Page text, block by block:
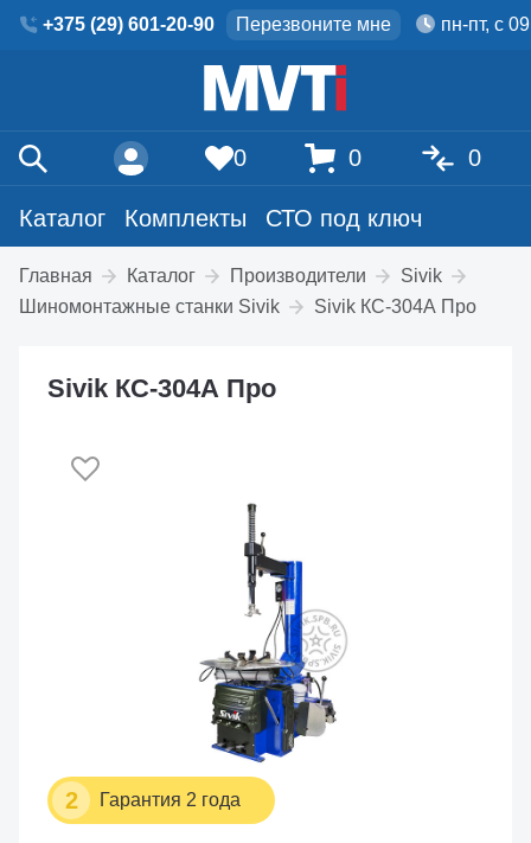
+375 (29) 601-20-90 Перезвоните мне пн-пт, с
Каталог Комплекты СТО под ключ
0 0 0
Главная Каталог Производители
Sivik
Шиномонтажные станки Sivik
Sivik КС-304А Про
2 Гарантия 2 года
Sivik КС-304А Про